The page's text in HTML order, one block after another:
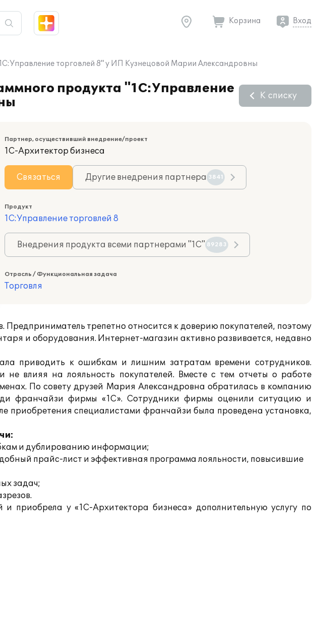
Корзина Вход
торговлей 8" у ИП Кузнецовой Марии Александровны
продукта "1С:Управление
К списку
Партнер, осуществивший внедрение/проект
1С-Архитектор бизнеса
Связаться Другие внедрения партнера 3841
Продукт
1С:Управление торговлей 8
Внедрения продукта всеми партнерами "1С" 89283
Отрасль / Функциональная задача
Торговля
трепетно относится к доверию покупателей, поэтому
и оборудования. Интернет-магазин активно развивается, недавно
приводить к ошибкам и лишним затратам времени сотрудников.
влияя на лояльность покупателей. Вместе с тем отчеты о работе
По совету друзей Мария Александровна обратилась в компанию
франчайзи фирмы «1С». Сотрудники фирмы оценили ситуацию и
приобретения специалистами франчайзи была проведена установка,
и дублированию информации;
прайс-лист и эффективная программа лояльности, повысившие
задач;
у «1С-Архитектора бизнеса» дополнительную услугу по